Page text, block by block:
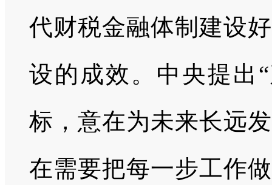
代财税金融体制建设
设的成效。中央提出
标，意在为未来长远
在需要把每一步工作